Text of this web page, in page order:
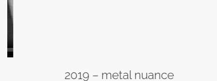
2019 – metal nuance